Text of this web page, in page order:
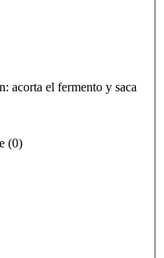
acorta el fermento y saca
(0)